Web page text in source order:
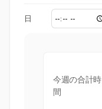
日
今週の合計時
間